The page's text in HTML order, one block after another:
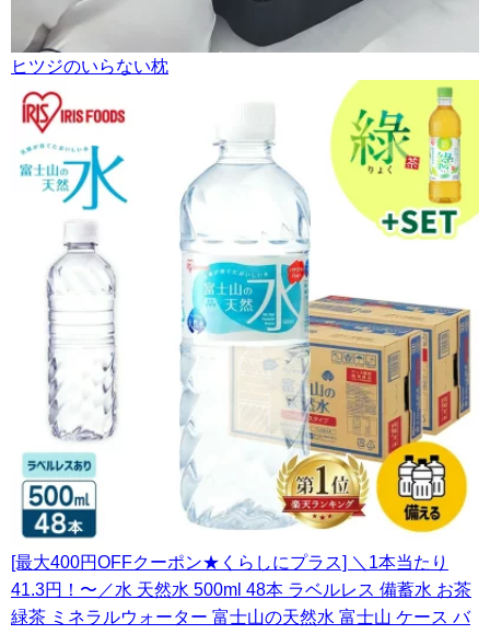
ヒツジのいらない枕
[最大400円OFFクーポン★くらしにプラス] ＼1本当たり
41.3円！〜／水 天然水 500ml 48本 ラベルレス 備蓄水 お茶
緑茶 ミネラルウォーター 富士山の天然水 富士山 ケース バ